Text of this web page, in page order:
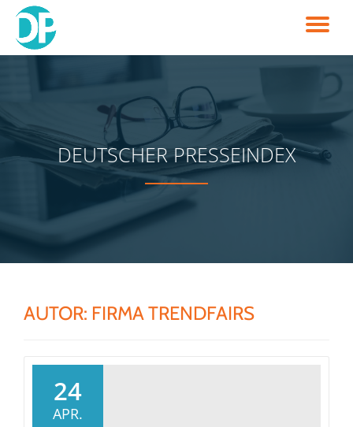
Skip
to
DEUTSCHER PRESSEINDEX
AUTOR: FIRMA TRENDFAIRS
24
APR.